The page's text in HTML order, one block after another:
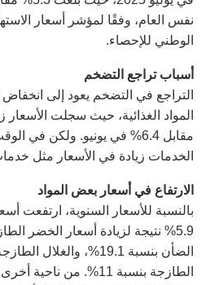
نفس العام، وفقًا لمؤشر أسعار
الوطني للإحصاء.
أسباب تراجع التضخم
التراجع في التضخم يعود إلى
مقابل 6.4% في يونيو. ولكن
الخدمات زيادة في الأسعار مثل
الارتفاع في أسعار بعض المواد
بالنسبة للأسعار السنوية، ارتفعت
الطازجة بنسبة 11%. من